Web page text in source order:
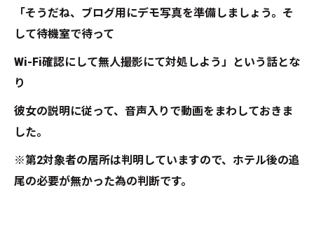
「そうだね、ブログ用にデモ写真を準備しましょう。そ
して待機室で待って
Wi-Fi確認にして無人撮影にて対処しよう」という話とな
り
彼女の説明に従って、音声入りで動画をまわしておきま
した。
※第2対象者の居所は判明していますので、ホテル後の追
尾の必要が無かった為の判断です。